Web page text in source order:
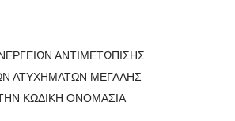
ΑΝΤΙΜΕΤΩΠΙΣΗΣ
ΑΤΥΧΗΜΑΤΩΝ ΜΕΓΑΛΗΣ
ΚΩΔΙΚΗ ΟΝΟΜΑΣΙΑ